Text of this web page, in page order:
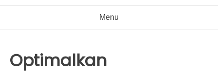
Menu
Optimalkan